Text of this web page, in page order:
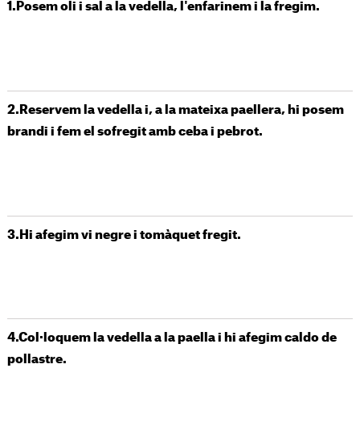
1.Posem oli i sal a la vedella, l'enfarinem i la fregim.
2.Reservem la vedella i, a la mateixa paellera, hi posem
brandi i fem el sofregit amb ceba i pebrot.
3.Hi afegim vi negre i tomàquet fregit.
4.Col·loquem la vedella a la paella i hi afegim caldo de
pollastre.